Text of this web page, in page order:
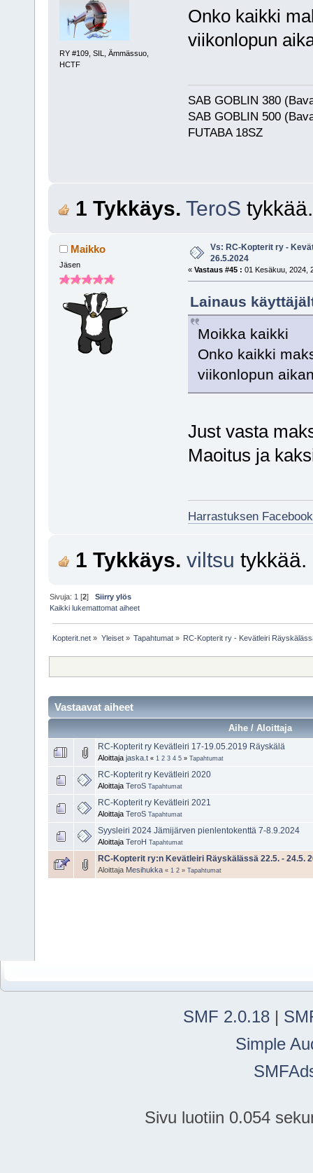
RY #109, SIL, Ämmässuo,
HCTF
Onko kaikki
viikonlopun
SAB GOBLIN 380
SAB GOBLIN 500
FUTABA 18SZ
1 Tykkäys. TeroS tykkää.
Maikko
Jäsen
Vs: RC-Kopterit ry -
26.5.2024
« Vastaus #45 : 01 Kesäkuu, 2024,
Lainaus
Moikka kaikki
Onko kaikki
viikonlopun
Just vasta
Maoitus ja
Harrastuksen
1 Tykkäys. viltsu tykkää.
Sivuja:1 [2]Siirry ylös
Kaikki lukemattomat aiheet
Kopterit.net » Yleiset» Tapahtumat» RC-Kopterit ry - Kevätleiri
Vastaavat aiheet
Aihe / Aloittaja
RC-Kopterit ry Kevätleiri 17-19.05.2019 Räyskälä
Aloittaja jaska.t « 1 2 3 4 5 » Tapahtumat
RC-Kopterit ry Kevätleiri 2020
Aloittaja TeroS Tapahtumat
RC-Kopterit ry Kevätleiri 2021
Aloittaja TeroS Tapahtumat
Syysleiri 2024 Jämijärven pienlentokenttä 7-8.9.2024
Aloittaja TeroH Tapahtumat
RC-Kopterit ry:n Kevätleiri Räyskälässä 22.5. - 24.5.
Aloittaja Mesihukka « 1 2 » Tapahtumat
SMF 2.0.18 |
Simple
Sivu luotiin 0.054